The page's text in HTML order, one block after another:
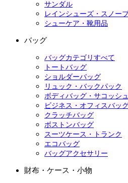
サンダル
レインシューズ・スノー
シューケア・靴用品
バッグ
バッグカテゴリすべて
トートバッグ
ショルダーバッグ
リュック・バックパック
ボディバッグ・サコッシュ
ビジネス・オフィスバッ
クラッチバッグ
ボストンバッグ
スーツケース・トランク
エコバッグ
バッグアクセサリー
財布・ケース・小物